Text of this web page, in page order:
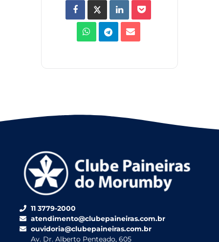
11 3779-2000
atendimento@clubepaineiras.com.br
ouvidoria@clubepaineiras.com.br
Av. Dr. Alberto Penteado, 605